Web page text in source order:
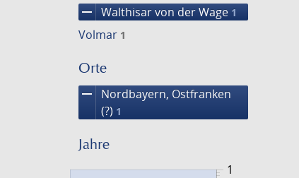
remove Walthisar von der Wage 1
Volmar 1
Orte
remove
Nordbayern, Ostfranken
(?) 1
Jahre
1